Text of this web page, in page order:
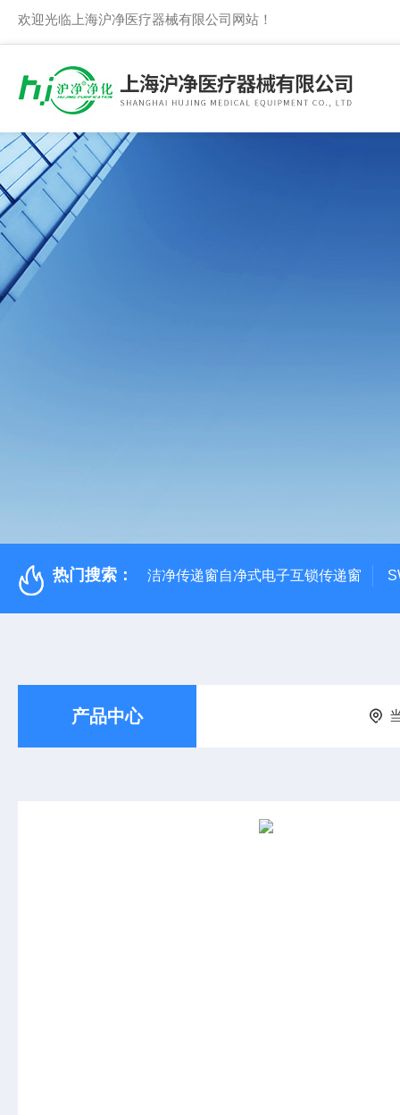
欢迎光临上海沪净医疗器械有限公司网站！
热门搜索： 洁净传递窗自净式电子互锁传递窗
产品中心